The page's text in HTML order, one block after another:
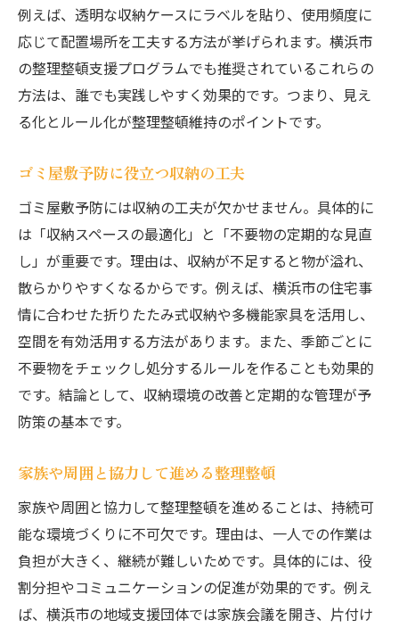
例えば、透明な収納ケースにラベルを貼り、使用頻度に
応じて配置場所を工夫する方法が挙げられます。横浜市
の整理整頓支援プログラムでも推奨されているこれらの
方法は、誰でも実践しやすく効果的です。つまり、見え
る化とルール化が整理整頓維持のポイントです。
ゴミ屋敷予防に役立つ収納の工夫
ゴミ屋敷予防には収納の工夫が欠かせません。具体的に
は「収納スペースの最適化」と「不要物の定期的な見直
し」が重要です。理由は、収納が不足すると物が溢れ、
散らかりやすくなるからです。例えば、横浜市の住宅事
情に合わせた折りたたみ式収納や多機能家具を活用し、
空間を有効活用する方法があります。また、季節ごとに
不要物をチェックし処分するルールを作ることも効果的
です。結論として、収納環境の改善と定期的な管理が予
防策の基本です。
家族や周囲と協力して進める整理整頓
家族や周囲と協力して整理整頓を進めることは、持続可
能な環境づくりに不可欠です。理由は、一人での作業は
負担が大きく、継続が難しいためです。具体的には、役
割分担やコミュニケーションの促進が効果的です。例え
ば、横浜市の地域支援団体では家族会議を開き、片付け